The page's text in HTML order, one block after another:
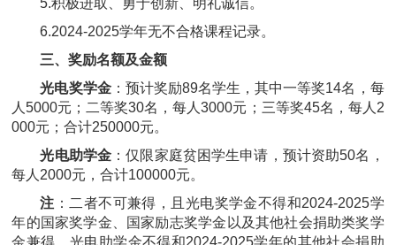
5.积极进取、勇于创新、明礼诚信。
6.2024-2025学年无不合格课程记录。
三、奖励名额及金额
光电奖学金：预计奖励89名学生，其中一等奖14名，每
人5000元；二等奖30名，每人3000元；三等奖45名，每人2
000元；合计250000元。
光电助学金 ：仅限家庭贫困学生申请，预计资助50名，
每人2000元，合计100000元。
注 ：二者不可兼得，且光电奖学金不得和2024-2025学
年的国家奖学金、国家励志奖学金以及其他社会捐助类奖学